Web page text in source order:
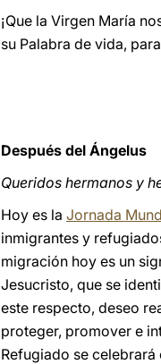
¡Que la Virgen María
su Palabra de vida,
Después del Ángelus
Queridos hermanos y
Hoy es la Jornada
inmigrantes y
migración hoy es un
Jesucristo, que se
este respecto, deseo
proteger, promover e
Refugiado se